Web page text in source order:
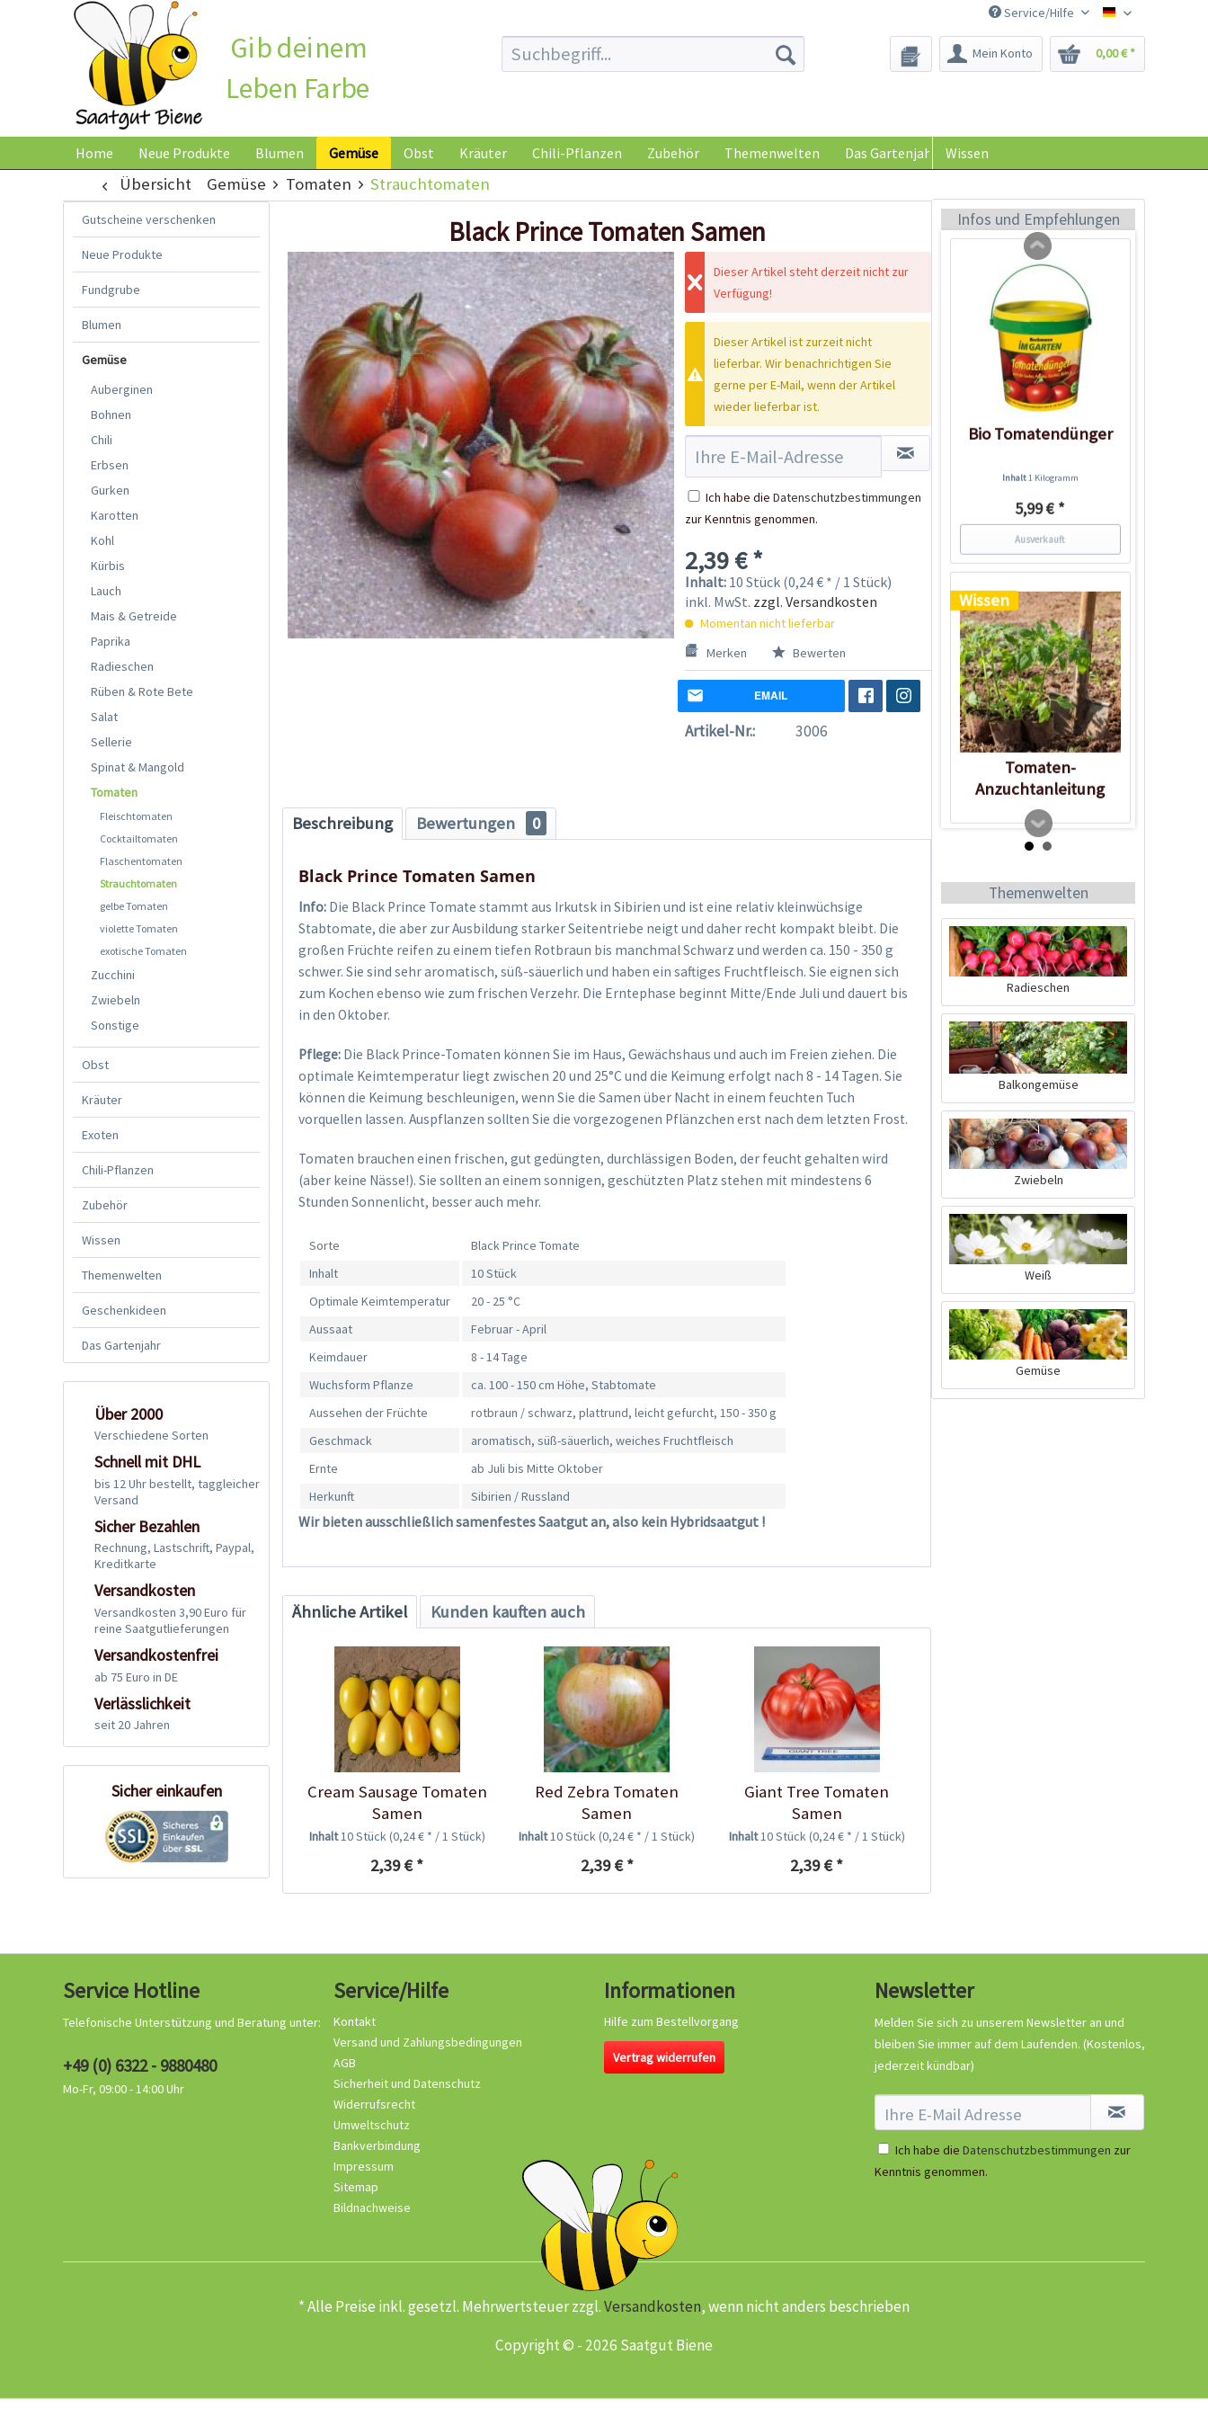
Saatgut-Biene
Service/Hilfe
Gib deinem
Leben Farbe
Mein Konto 0,00 € *
Home Neue Produkte Blumen Gemüse Obst Kräuter Chili-Pflanzen Zubehör Themenwelten Das Gartenjahr Wissen
Übersicht Gemüse Tomaten Strauchtomaten
Gutscheine verschenken
Neue Produkte
Fundgrube
Blumen
Gemüse
Auberginen
Bohnen
Chili
Erbsen
Gurken
Karotten
Kohl
Kürbis
Lauch
Mais & Getreide
Paprika
Radieschen
Rüben & Rote Bete
Salat
Sellerie
Spinat & Mangold
Tomaten
Fleischtomaten
Cocktailtomaten
Flaschentomaten
Strauchtomaten
gelbe Tomaten
violette Tomaten
exotische Tomaten
Zucchini
Zwiebeln
Sonstige
Obst
Kräuter
Exoten
Chili-Pflanzen
Zubehör
Wissen
Themenwelten
Geschenkideen
Das Gartenjahr
Über 2000
Verschiedene Sorten
Schnell mit DHL
bis 12 Uhr bestellt, taggleicher
Versand
Sicher Bezahlen
Rechnung, Lastschrift, Paypal,
Kreditkarte
Versandkosten
Versandkosten 3,90 Euro für
reine Saatgutlieferungen
Versandkostenfrei
ab 75 Euro in DE
Verlässlichkeit
seit 20 Jahren
Sicher einkaufen
Black Prince Tomaten Samen
Dieser Artikel steht derzeit nicht zur
Verfügung!
Dieser Artikel ist zurzeit nicht
lieferbar. Wir benachrichtigen Sie
gerne per E-Mail, wenn der Artikel
wieder lieferbar ist.
Ich habe die Datenschutzbestimmungen
zur Kenntnis genommen.
2,39 € *
Inhalt: 10 Stück (0,24 € * / 1 Stück)
inkl. MwSt. zzgl. Versandkosten
Momentan nicht lieferbar
Merken
Bewerten
EMAIL
Artikel-Nr.: 3006
Beschreibung Bewertungen 0
Black Prince Tomaten Samen
Info: Die Black Prince Tomate stammt aus Irkutsk in Sibirien und ist eine relativ kleinwüchsige
Stabtomate, die aber zur Ausbildung starker Seitentriebe neigt und daher recht kompakt bleibt. Die
großen Früchte reifen zu einem tiefen Rotbraun bis manchmal Schwarz und werden ca. 150 - 350 g
schwer. Sie sind sehr aromatisch, süß-säuerlich und haben ein saftiges Fruchtfleisch. Sie eignen sich
zum Kochen ebenso wie zum frischen Verzehr. Die Erntephase beginnt Mitte/Ende Juli und dauert bis
in den Oktober.
Pflege: Die Black Prince-Tomaten können Sie im Haus, Gewächshaus und auch im Freien ziehen. Die
optimale Keimtemperatur liegt zwischen 20 und 25°C und die Keimung erfolgt nach 8 - 14 Tagen. Sie
können die Keimung beschleunigen, wenn Sie die Samen über Nacht in einem feuchten Tuch
vorquellen lassen. Auspflanzen sollten Sie die vorgezogenen Pflänzchen erst nach dem letzten Frost.
Tomaten brauchen einen frischen, gut gedüngten, durchlässigen Boden, der feucht gehalten wird
(aber keine Nässe!). Sie sollten an einem sonnigen, geschützten Platz stehen mit mindestens 6
Stunden Sonnenlicht, besser auch mehr.
Sorte
Black Prince Tomate
Inhalt
10 Stück
Optimale Keimtemperatur
20 - 25 °C
Aussaat
Februar - April
Keimdauer
8 - 14 Tage
Wuchsform Pflanze
ca. 100 - 150 cm Höhe, Stabtomate
Aussehen der Früchte
rotbraun / schwarz, plattrund, leicht gefurcht, 150 - 350 g
Geschmack
aromatisch, süß-säuerlich, weiches Fruchtfleisch
Ernte
ab Juli bis Mitte Oktober
Herkunft
Sibirien / Russland
Wir bieten ausschließlich samenfestes Saatgut an, also kein Hybridsaatgut !
Ähnliche Artikel Kunden kauften auch
Cream Sausage Tomaten
Samen
Inhalt10 Stück(0,24 € * / 1 Stück)
2,39 € *
Red Zebra Tomaten
Samen
Inhalt10 Stück(0,24 € * / 1 Stück)
2,39 € *
Giant Tree Tomaten
Samen
Inhalt10 Stück(0,24 € * / 1 Stück)
2,39 € *
Infos und Empfehlungen
39,90 € *
Bio Tomatendünger
Inhalt1 Kilogramm
5,99 € *
Ausverkauft
Wissen
Tomaten-
Anzuchtanleitung
Tomato Buddy
Inhalt1 Stück
19,99 € *
Jetzt bestellen
Tom Tomato -
Tomaten-
Anzuchtanleitung
Themenwelten
Radieschen
Balkongemüse
Zwiebeln
Weiß
Gemüse
Service Hotline
Telefonische Unterstützung und Beratung unter:
+49 (0) 6322 - 9880480
Mo-Fr, 09:00 - 14:00 Uhr
Service/Hilfe
Kontakt
Versand und Zahlungsbedingungen
AGB
Sicherheit und Datenschutz
Widerrufsrecht
Umweltschutz
Bankverbindung
Impressum
Sitemap
Bildnachweise
Informationen
Hilfe zum Bestellvorgang
Vertrag widerrufen
Newsletter
Melden Sie sich zu unserem Newsletter an und
bleiben Sie immer auf dem Laufenden. (Kostenlos,
jederzeit kündbar)
Ich habe die Datenschutzbestimmungen zur
Kenntnis genommen.
* Alle Preise inkl. gesetzl. Mehrwertsteuer zzgl.Versandkosten, wenn nicht anders beschrieben
Copyright © - 2026 Saatgut Biene